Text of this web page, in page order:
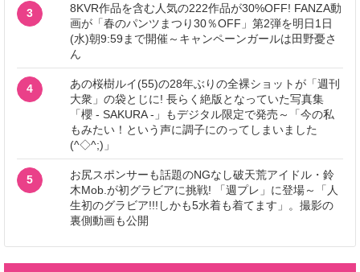
3
8KVR作品を含む人気の222作品が30%OFF! FANZA動
画が「春のパンツまつり30％OFF」第2弾を明日1日
(水)朝9:59まで開催～キャンペーンガールは田野憂さ
ん
4
あの桜樹ルイ(55)の28年ぶりの全裸ショットが「週刊
大衆」の袋とじに! 長らく絶版となっていた写真集
「櫻 - SAKURA -」もデジタル限定で発売～「今の私
もみたい！という声に調子にのってしまいました
(^◇^;)」
5
お尻スポンサーも話題のNGなし破天荒アイドル・鈴
木Mob.が初グラビアに挑戦! 「週プレ」に登場～「人
生初のグラビア!!!しかも5水着も着てます」。撮影の
裏側動画も公開